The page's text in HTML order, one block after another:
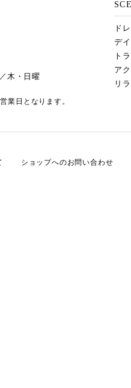
木・日曜
業日となります。
ド
デ
ト
ア
リ
ショップへのお問い合わせ